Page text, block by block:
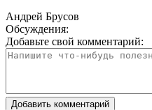
Андрей Брусов
Обсуждения:
Добавьте свой комментарий: